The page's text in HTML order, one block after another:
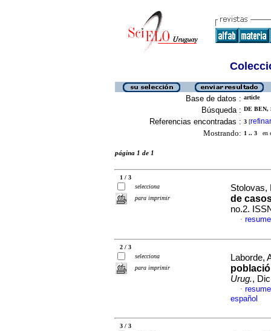
Base de datos : article
Búsqueda : DE BEN,
Referencias encontradas : 3 [refinar
Mostrando: 1 .. 3 en
página 1 de 1
1 / 3
selecciona
para imprimir
Stolovas,
de
no.2.
·
2 / 3
selecciona
para imprimir
Laborde,
Urug.,
·
español
3 / 3